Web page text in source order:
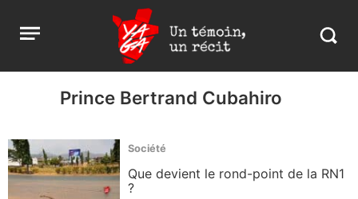
Open
menu
Yaga
Burundi
Search
Prince Bertrand Cubahiro
Société
Que devient le rond-point de la RN1
?